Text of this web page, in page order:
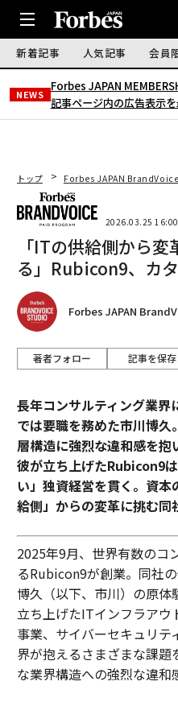
新着記事 人気記事 会員
NEWS
Forbes JAPAN
記事ページ内の広告表示
トップ Forbes JAPAN BrandVoice
2026.03.25 16:00
「ITの供給側から
る」Rubicon9、カ
Forbes JAPAN
著者フォロー 記事を保存
長年コンサルティング業界
では要職を務めた市川博
層構造に強烈な違和感を抱
彼が立ち上げたRubicon9
い」独資経営を貫く。資
給側」からの変革に挑む同
2025年9月、世界有数のコ
るRubicon9が創業。同社
博久（以下、市川）の原
立ち上げたITインフラアウ
事業、サイバーセキュリ
界が抱えるさまざまな課
な業界構造への強烈な違和